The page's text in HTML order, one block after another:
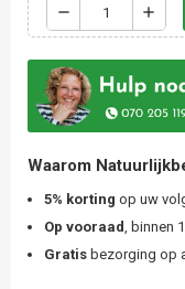
remove add
Waarom
5% korting op uw
Op vooraad, binnen
Gratis bezorging op